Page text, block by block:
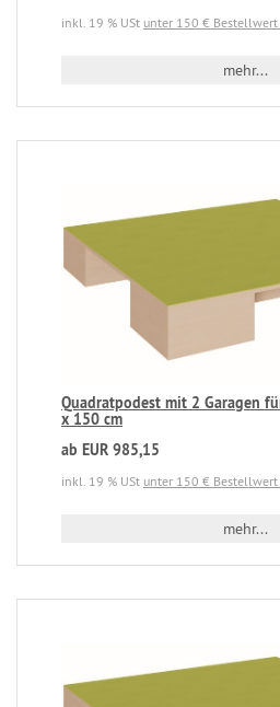
inkl. 19 % USt unter 150 € Bestellwert
mehr...
Quadratpodest mit 2 Garagen
x 150 cm
ab EUR 985,15
inkl. 19 % USt unter 150 € Bestellwert
mehr...